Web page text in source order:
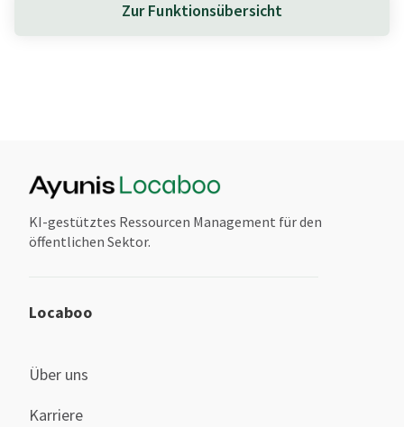
Zur Funktionsübersicht
KI-gestütztes Ressourcen Management für den
öffentlichen Sektor.
Locaboo
Über uns
Karriere